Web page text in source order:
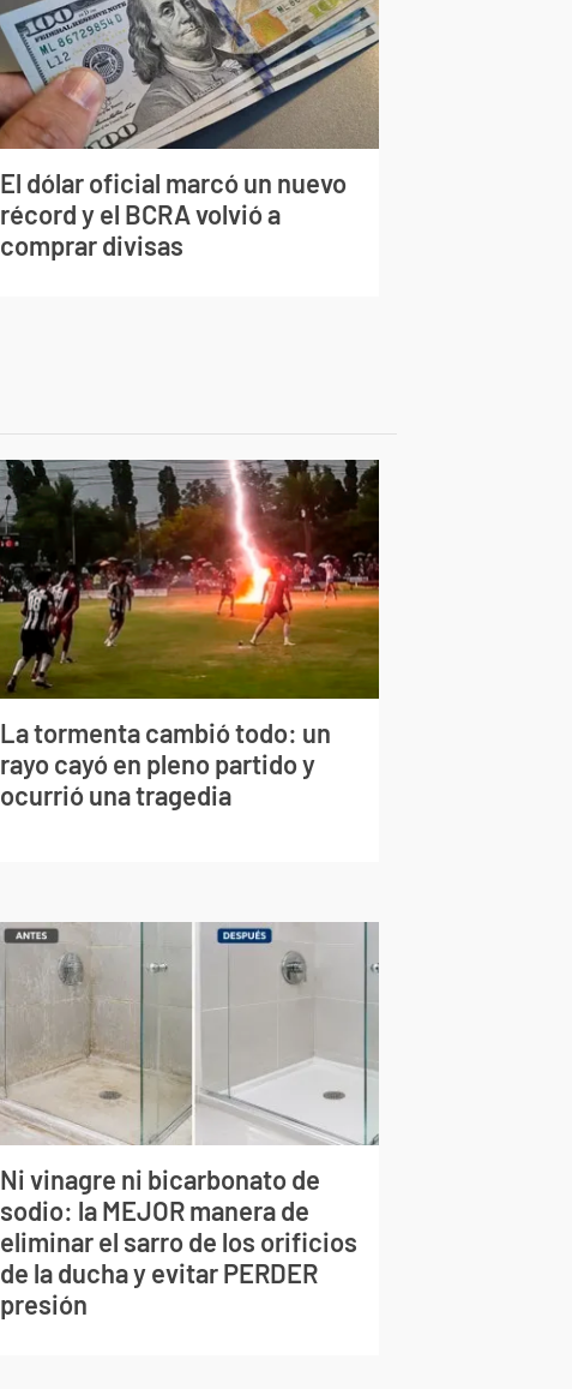
El dólar oficial marcó un nuevo
récord y el BCRA volvió a
comprar divisas
La tormenta cambió todo: un
rayo cayó en pleno partido y
ocurrió una tragedia
Ni vinagre ni bicarbonato de
sodio: la MEJOR manera de
eliminar el sarro de los orificios
de la ducha y evitar PERDER
presión